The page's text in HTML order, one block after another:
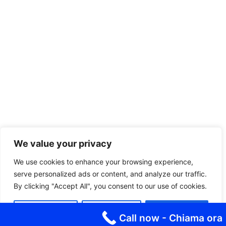
We value your privacy
We use cookies to enhance your browsing experience,
serve personalized ads or content, and analyze our traffic.
By clicking "Accept All", you consent to our use of cookies.
Reject All
Call now - Chiama ora